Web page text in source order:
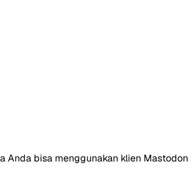
Anda bisa menggunakan klien Mastodon